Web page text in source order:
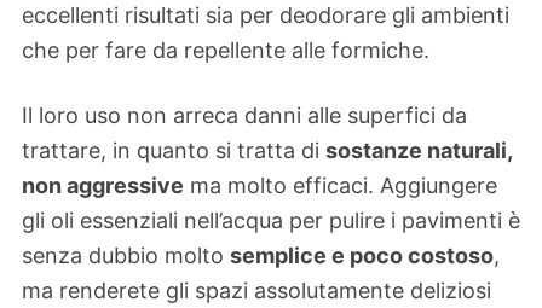
eccellenti risultati sia per deodorare gli ambienti
che per fare da repellente alle formiche.
Il loro uso non arreca danni alle superfici da
trattare, in quanto si tratta di sostanze naturali,
non aggressive ma molto efficaci. Aggiungere
gli oli essenziali nell’acqua per pulire i pavimenti è
senza dubbio molto semplice e poco costoso,
ma renderete gli spazi assolutamente deliziosi